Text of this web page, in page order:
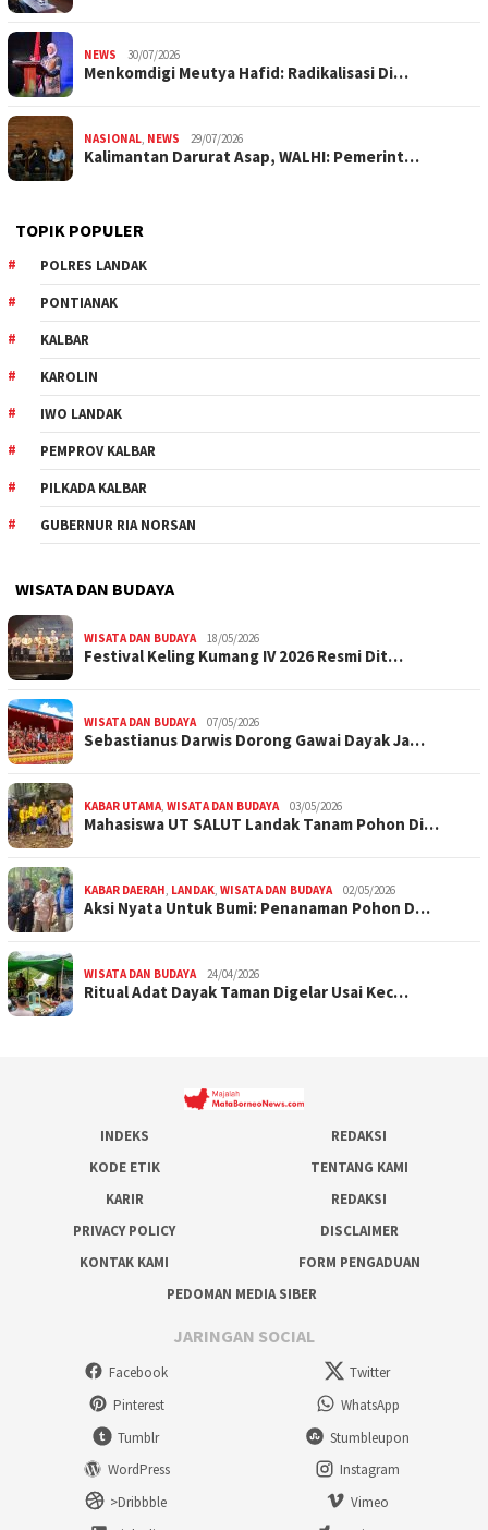
NEWS 30/07/2026
Menkomdigi Meutya Hafid: Radikalisasi Di…
NASIONAL, NEWS 29/07/2026
Kalimantan Darurat Asap, WALHI: Pemerint…
TOPIK POPULER
POLRES LANDAK
PONTIANAK
KALBAR
KAROLIN
IWO LANDAK
PEMPROV KALBAR
PILKADA KALBAR
GUBERNUR RIA NORSAN
WISATA DAN BUDAYA
WISATA DAN BUDAYA 18/05/2026
Festival Keling Kumang IV 2026 Resmi Dit…
WISATA DAN BUDAYA 07/05/2026
Sebastianus Darwis Dorong Gawai Dayak Ja…
KABAR UTAMA, WISATA DAN BUDAYA 03/05/2026
Mahasiswa UT SALUT Landak Tanam Pohon Di…
KABAR DAERAH, LANDAK, WISATA DAN BUDAYA 02/05/2026
Aksi Nyata Untuk Bumi: Penanaman Pohon D…
WISATA DAN BUDAYA 24/04/2026
Ritual Adat Dayak Taman Digelar Usai Kec…
INDEKS
REDAKSI
KODE ETIK
TENTANG KAMI
KARIR
REDAKSI
PRIVACY POLICY
DISCLAIMER
KONTAK KAMI
FORM PENGADUAN
PEDOMAN MEDIA SIBER
JARINGAN SOCIAL
Facebook
Twitter
Pinterest
WhatsApp
Tumblr
Stumbleupon
WordPress
Instagram
>Dribbble
Vimeo